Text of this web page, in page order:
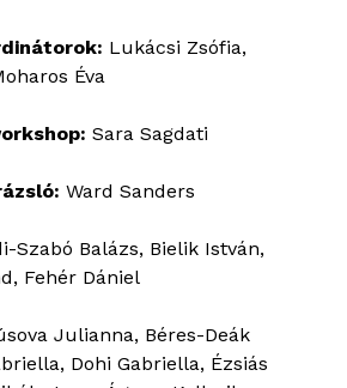
Lukácsi Zsófia,
Éva
Sara Sagdati
Ward Sanders
Szabó Balázs, Bielik István,
Fehér Dániel
Julianna, Béres-Deák
Dohi Gabriella, Ézsiás